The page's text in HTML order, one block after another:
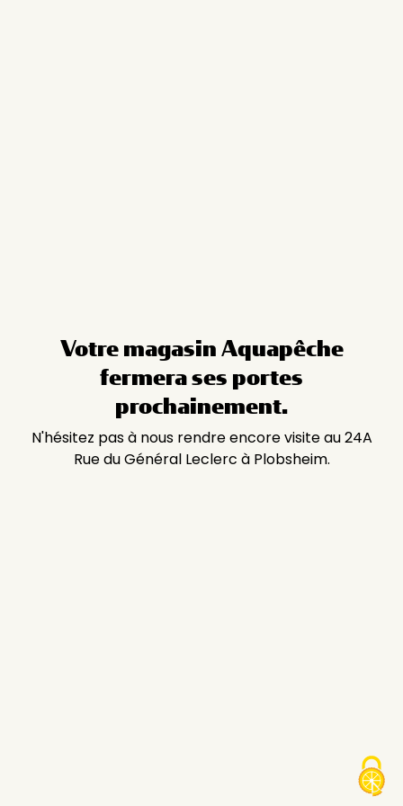
Votre magasin Aquapêche
fermera ses portes
prochainement.
N'hésitez pas à nous rendre encore visite au 24A
Rue du Général Leclerc à Plobsheim.